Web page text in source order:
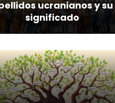
ucranianos y su
significado